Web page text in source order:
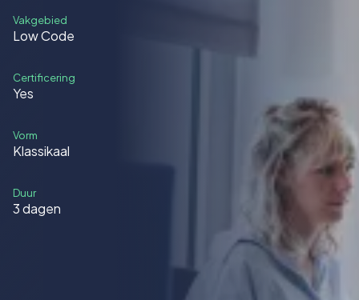
Vakgebied
Low Code
Certificering
Yes
Vorm
Klassikaal
Duur
3 dagen